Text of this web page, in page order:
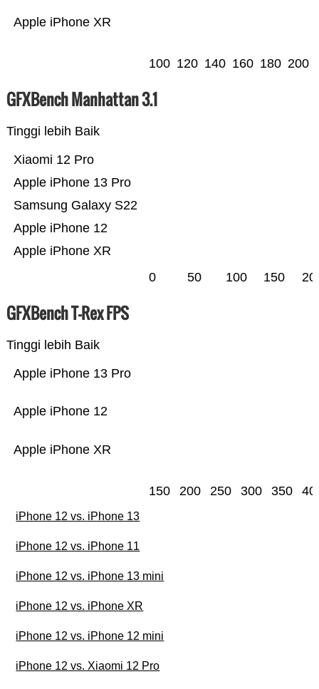
Apple iPhone XR
100 120 140 160 180 200
GFXBench Manhattan 3.1
Tinggi lebih Baik
Apple iPhone XR
Apple iPhone 12
Samsung Galaxy S22
Apple iPhone 13 Pro
Xiaomi 12 Pro
0 50 100 150
GFXBench T-Rex FPS
Tinggi lebih Baik
Apple iPhone XR
Apple iPhone 12
Apple iPhone 13 Pro
150 200 250 300 350
iPhone 12 vs. iPhone 13
iPhone 12 vs. iPhone 11
iPhone 12 vs. iPhone 13 mini
iPhone 12 vs. iPhone XR
iPhone 12 vs. iPhone 12 mini
iPhone 12 vs. Xiaomi 12 Pro